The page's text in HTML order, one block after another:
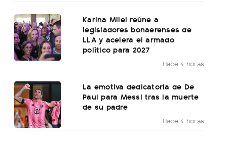
Karina Milei reúne a
legisladores bonaerenses de
LLA y acelera el armado
político para 2027
Hace 4 horas
La emotiva dedicatoria de De
Paul para Messi tras la muerte
de su padre
Hace 4 horas